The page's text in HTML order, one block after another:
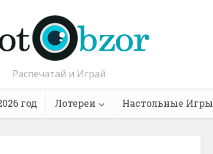
Распечатай и Играй
год Лотереи Настольные Игры